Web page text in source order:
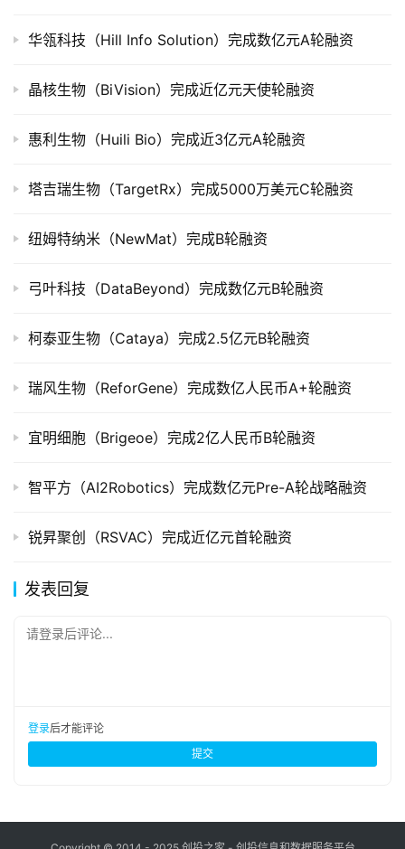
公
市
创
数
业
院
华瓴科技（Hill Info Solution）完成数亿元A轮融资
晶核生物（BiVision）完成近亿元天使轮融资
惠利生物（Huili Bio）完成近3亿元A轮融资
塔吉瑞生物（TargetRx）完成5000万美元C轮融资
纽姆特纳米（NewMat）完成B轮融资
弓叶科技（DataBeyond）完成数亿元B轮融资
柯泰亚生物（Cataya）完成2.5亿元B轮融资
瑞风生物（ReforGene）完成数亿人民币A+轮融资
宜明细胞（Brigeoe）完成2亿人民币B轮融资
智平方（AI2Robotics）完成数亿元Pre-A轮战略融资
锐昇聚创（RSVAC）完成近亿元首轮融资
发表回复
请登录后评论...
登录后才能评论
提交